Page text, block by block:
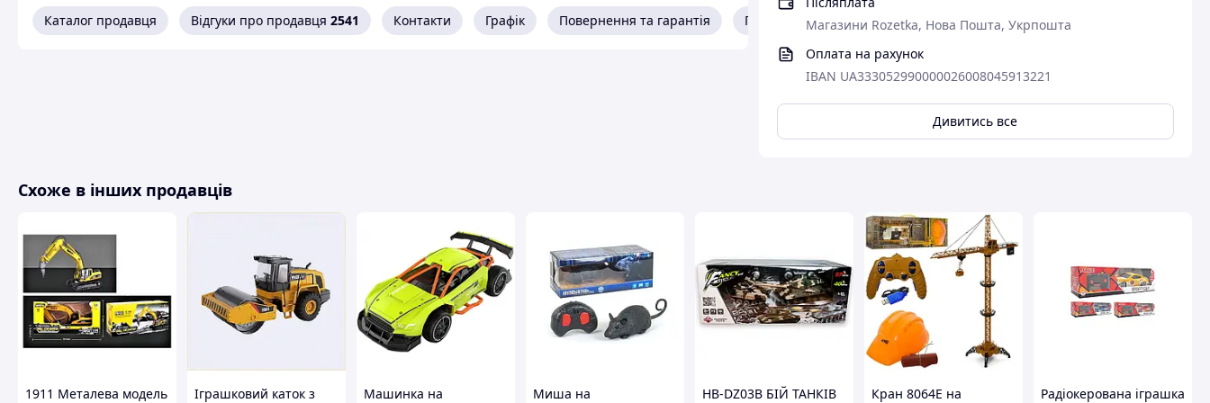
Магазини Rozetka, Нова Пошта, Укрпошта
Оплата на рахунок
IBAN UA333052990000026008045913221
Дивитись все
Каталог продавця Відгуки про продавця 2541 Контакти Графік Повернення та гарантія Про продавця
Схоже в інших продавців
1911 Металева модель
Іграшковий каток з
Машинка на
Миша на
HB-DZ03B БІЙ ТАНКІВ
Кран 8064Е на
Радіокерована іграшка